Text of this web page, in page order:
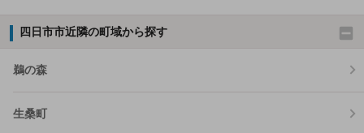
四日市市近隣の町域から探す
鵜の森
生桑町